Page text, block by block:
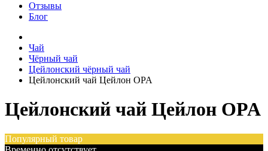
Отзывы
Блог
Чай
Чёрный чай
Цейлонский чёрный чай
Цейлонский чай Цейлон OPA
Цейлонский чай Цейлон OPA
Популярный товар